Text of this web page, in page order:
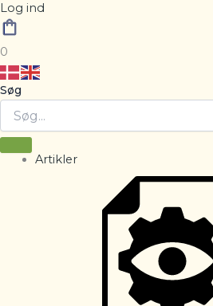
Log ind
0
Søg
Artikler